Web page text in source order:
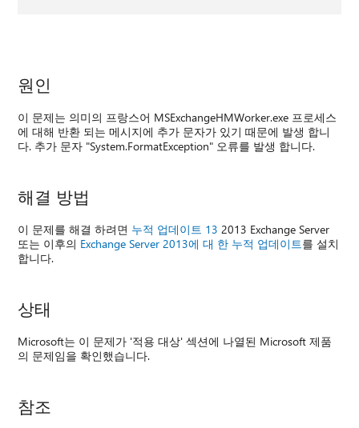
원인
이 문제는 의미의 프랑스어 MSExchangeHMWorker.exe 프로세스
에 대해 반환 되는 메시지에 추가 문자가 있기 때문에 발생 합니
다. 추가 문자 "System.FormatException" 오류를 발생 합니다.
해결 방법
이 문제를 해결 하려면 누적 업데이트 13 2013 Exchange Server
또는 이후의 Exchange Server 2013에 대 한 누적 업데이트를 설치
합니다.
상태
Microsoft는 이 문제가 '적용 대상' 섹션에 나열된 Microsoft 제품
의 문제임을 확인했습니다.
참조